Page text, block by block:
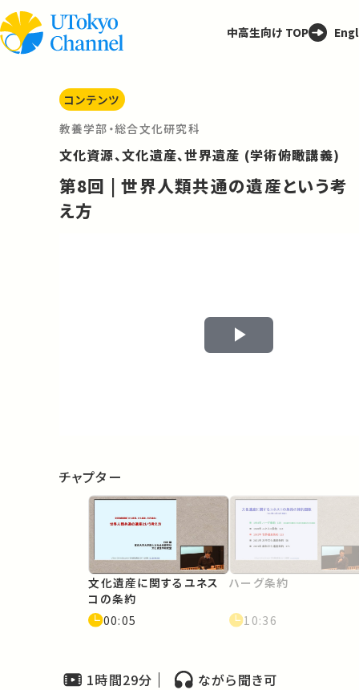
中高生向け TOP
コンテンツ
教養学部・総合文化研究科
文化資源、文化遺産、世界遺産 (学術俯瞰講義)
第8回 | 世界人類共通の遺産という考
え方
Play
チャプター
文化遺産に関するユネス
コの条約
00:05
ハーグ条約
10:36
1時間29分 ながら聞き可